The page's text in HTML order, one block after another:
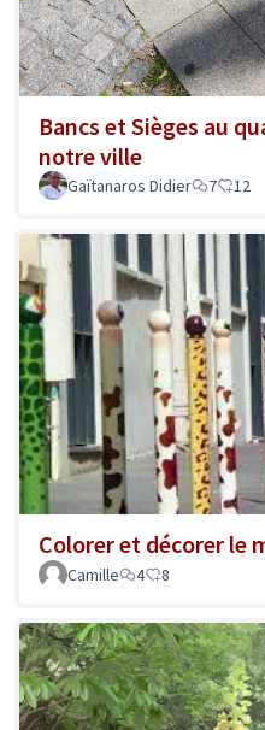
Bancs et Sièges au
notre ville
Gaïtanaros Didier 7 12
Colorer et décorer le
Camille
4 8